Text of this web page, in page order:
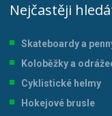
Nejčastěji
Skateboardy a
Koloběžky a
Cyklistické helmy
Hokejové brusle